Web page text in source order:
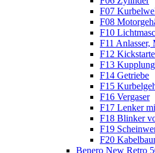
F07
F08
F10
F11 Anlasser,
F12
F13
F14 Getriebe
F15
F16 Vergaser
F17 Lenker
F18 Blinker
F19
F20
Benero New Retro